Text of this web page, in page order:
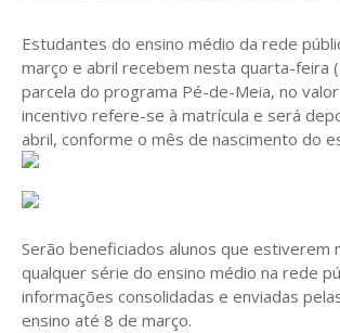
Estudantes do ensino médio da rede
março e abril recebem nesta quarta-feira
parcela do programa Pé-de-Meia, no
incentivo refere-se à matrícula e será
abril, conforme o mês de nascimento do
Serão beneficiados alunos que estiverem
qualquer série do ensino médio na rede
informações consolidadas e enviadas
ensino até 8 de março.